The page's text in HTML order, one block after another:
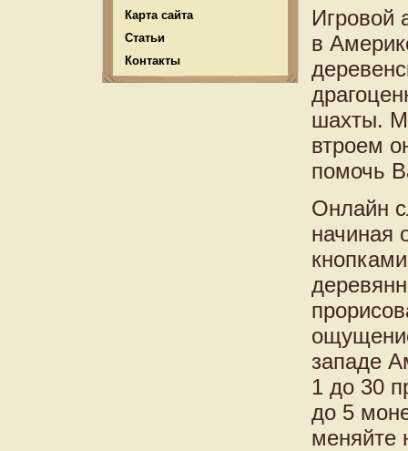
Карта сайта
Статьи
Контакты
Игровой
в
шахты.
втроем
помочь
Онлайн
начиная
западе
1 до 30
до 5
меняйте